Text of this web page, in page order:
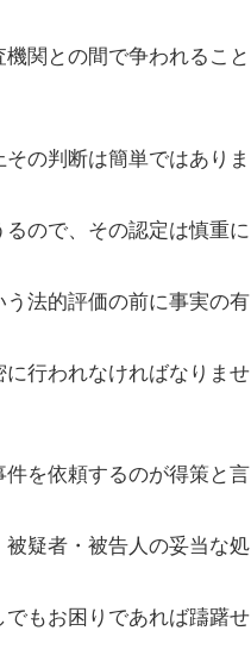
関との間で争われること
の判断は簡単ではありま
ので、その認定は慎重に
法的評価の前に事実の有
行われなければなりませ
件を依頼するのが得策と言
疑者・被告人の妥当な処
もお困りであれば躊躇せ